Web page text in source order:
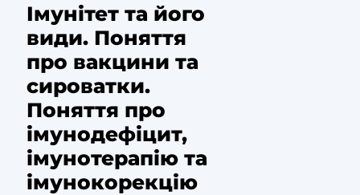
Імунітет та його
види. Поняття
про вакцини та
сироватки.
Поняття про
імунодефіцит,
імунотерапію та
імунокорекцію